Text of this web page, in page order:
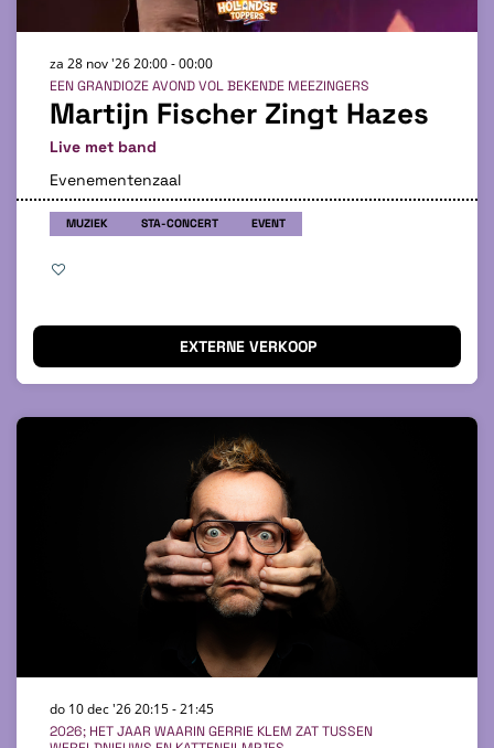
Martijn Fischer Zingt Hazes
Live met band
EEN GRANDIOZE AVOND VOL BEKENDE MEEZINGERS
za 28 nov '2620:00 - 00:00
Evenementenzaal
MUZIEK STA-CONCERT EVENT
EXTERNE VERKOOP
2026; HET JAAR WAARIN GERRIE KLEM ZAT TUSSEN
do 10 dec '2620:15 - 21:45